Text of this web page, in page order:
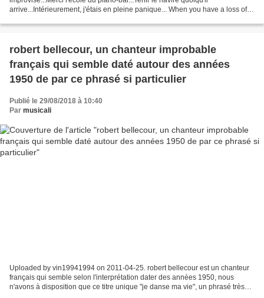
arrive...Intérieurement, j'étais en pleine panique... When you have a loss of
robert bellecour, un chanteur improbable
français qui semble daté autour des années
1950 de par ce phrasé si particulier
Publié le 29/08/2018 à 10:40
Par musicali
Uploaded by vin19941994 on 2011-04-25. robert bellecour est un chanteur
français qui semble selon l'interprétation dater des années 1950, nous
n'avons à disposition que ce titre unique "je danse ma vie", un phrasé très